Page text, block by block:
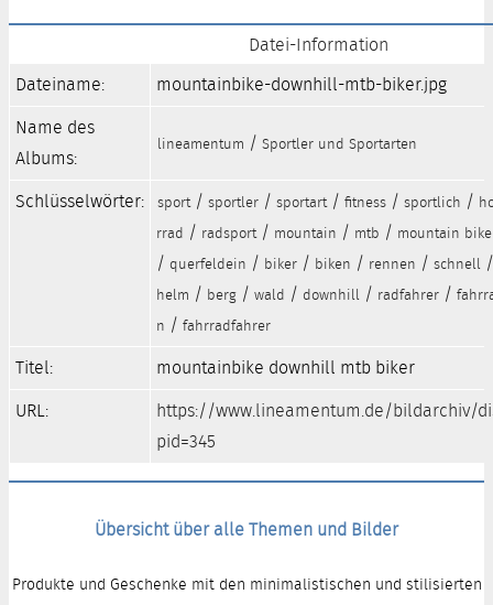
Datei-Information
Dateiname:
mountainbike-downhill-mtb-biker.jpg
Name des
Albums:
lineamentum / Sportler und Sportarten
Schlüsselwörter: sport/ sportler / sportart/ fitness / sportlich /
rrad / radsport/ mountain / mtb / mountain bike
/ querfeldein / biker / biken / rennen / schnell
helm / berg / wald / downhill / radfahrer /
n / fahrradfahrer
Titel:
mountainbike downhill mtb biker
URL:
https://www.lineamentum.de/bildarchiv/
pid=345
Übersicht über alle Themen und Bilder
Produkte und Geschenke mit den minimalistischen und stilisierten